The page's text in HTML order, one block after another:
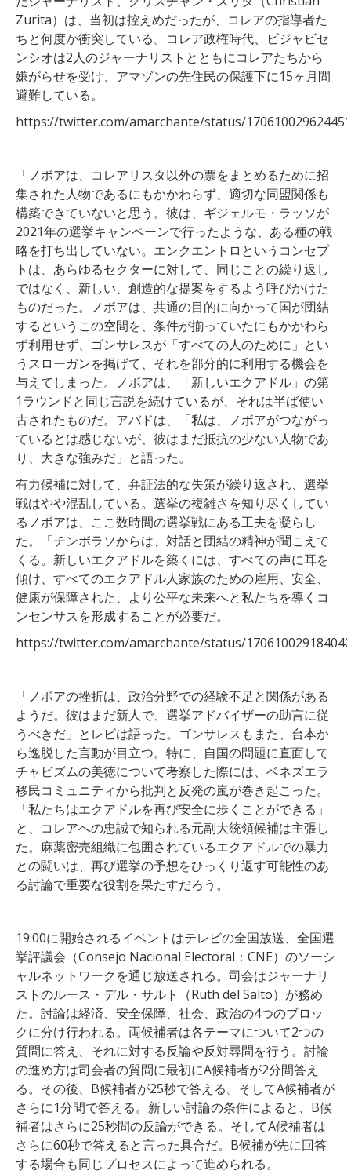
Zurita）は、当初は控えめだったが、コレアの指導者た
ちと何度か衝突している。コレア政権時代、ビジャビセ
ンシオは2人のジャーナリストとともにコレアたちから
嫌がらせを受け、アマゾンの先住民の保護下に15ヶ月間
避難している。
https://twitter.com/amarchante/status/
「ノボアは、コレアリスタ以外の票をまとめるために招
集された人物であるにもかかわらず、適切な同盟関係も
構築できていないと思う。彼は、ギジェルモ・ラッソが
2021年の選挙キャンペーンで行ったような、ある種の戦
略を打ち出していない。エンクエントロというコンセプ
トは、あらゆるセクターに対して、同じことの繰り返し
ではなく、新しい、創造的な提案をするよう呼びかけた
ものだった。ノボアは、共通の目的に向かって国が団結
するというこの空間を、条件が揃っていたにもかかわら
ず利用せず、ゴンサレスが「すべての人のために」とい
うスローガンを掲げて、それを部分的に利用する機会を
与えてしまった。ノボアは、「新しいエクアドル」の第
1ラウンドと同じ言説を続けているが、それは半ば使い
古されたものだ。アバドは、「私は、ノボアがつながっ
ているとは感じないが、彼はまだ抵抗の少ない人物であ
り、大きな強みだ」と語った。
有力候補に対して、弁証法的な失策が繰り返され、選挙
戦はやや混乱している。選挙の複雑さを知り尽くしてい
るノボアは、ここ数時間の選挙戦にある工夫を凝らし
た。「チンボラソからは、対話と団結の精神が聞こえて
くる。新しいエクアドルを築くには、すべての声に耳を
傾け、すべてのエクアドル人家族のための雇用、安全、
健康が保障された、より公平な未来へと私たちを導くコ
ンセンサスを形成することが必要だ。
https://twitter.com/amarchante/status/
「ノボアの挫折は、政治分野での経験不足と関係がある
ようだ。彼はまだ新人で、選挙アドバイザーの助言に従
うべきだ」とレビは語った。ゴンサレスもまた、台本か
ら逸脱した言動が目立つ。特に、自国の問題に直面して
チャビズムの美徳について考察した際には、ベネズエラ
移民コミュニティから批判と反発の嵐が巻き起こった。
「私たちはエクアドルを再び安全に歩くことができる」
と、コレアへの忠誠で知られる元副大統領候補は主張し
た。麻薬密売組織に包囲されているエクアドルでの暴力
との闘いは、再び選挙の予想をひっくり返す可能性のあ
る討論で重要な役割を果たすだろう。
19:00に開始されるイベントはテレビの全国放送、全国選
挙評議会（Consejo Nacional Electoral：CNE）のソーシ
ャルネットワークを通じ放送される。司会はジャーナリ
ストのルース・デル・サルト（Ruth del Salto）が務め
た。討論は経済、安全保障、社会、政治の4つのブロッ
クに分け行われる。両候補者は各テーマについて2つの
質問に答え、それに対する反論や反対尋問を行う。討論
の進め方は司会者の質問に最初にA候補者が2分間答え
る。その後、B候補者が25秒で答える。そしてA候補者が
さらに1分間で答える。新しい討論の条件によると、B候
補者はさらに25秒間の反論ができる。そしてA候補者は
さらに60秒で答えると言った具合だ。B候補が先に回答
する場合も同じプロセスによって進められる。